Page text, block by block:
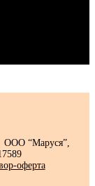
“Маруся”,
оферта